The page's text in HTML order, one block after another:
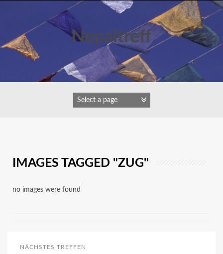
Nepaltreff
IMAGES TAGGED "ZUG"
no images were found
NÄCHSTES TREFFEN